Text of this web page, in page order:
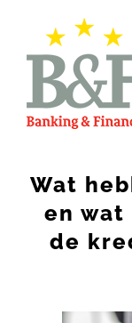
Wat
en wat
de